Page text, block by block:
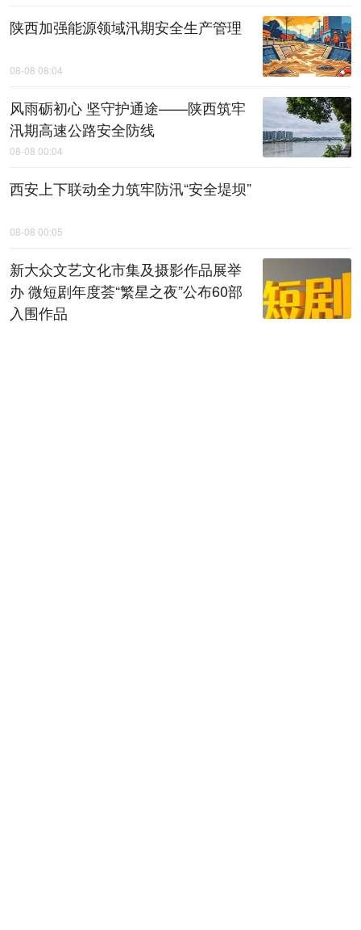
陕西加强能源领域汛期安全生产管理
08-08 08:04
风雨砺初心 坚守护通途——陕西筑牢
汛期高速公路安全防线
08-08 00:04
西安上下联动全力筑牢防汛“安全堤坝”
08-08 00:05
新大众文艺文化市集及摄影作品展举
办 微短剧年度荟“繁星之夜”公布60部
入围作品